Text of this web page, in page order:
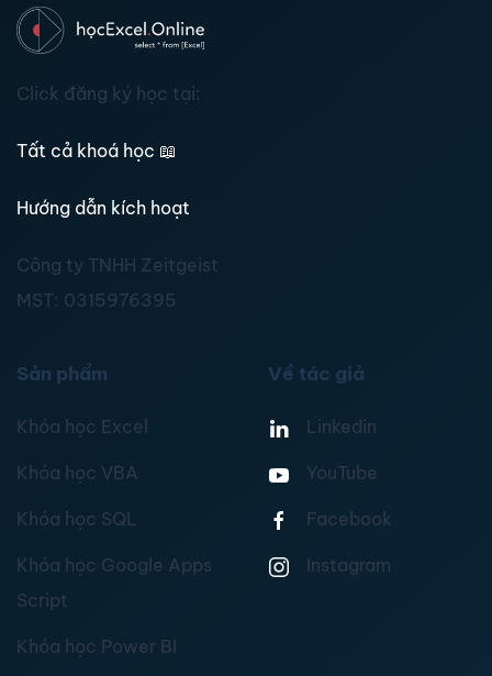
Click đăng ký học tại:
Tất cả khoá học 📖
Hướng dẫn kích hoạt
Công ty TNHH Zeitgeist
MST: 0315976395
Sản phẩm
Khóa học Excel
Khóa học VBA
Khóa học SQL
Khóa học Google Apps
Script
Khóa học Power BI
Về tác giả
Linkedin
YouTube
Facebook
Instagram